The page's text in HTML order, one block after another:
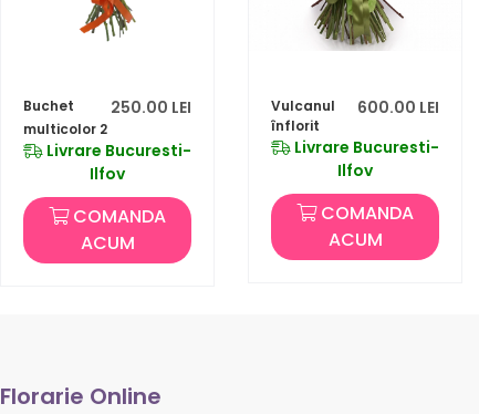
250.00 LEI
Buchet
multicolor 2
Livrare Bucuresti-
Ilfov
COMANDA
ACUM
600.00 LEI
Vulcanul
înflorit
Livrare Bucuresti-
Ilfov
COMANDA
ACUM
Florarie Online